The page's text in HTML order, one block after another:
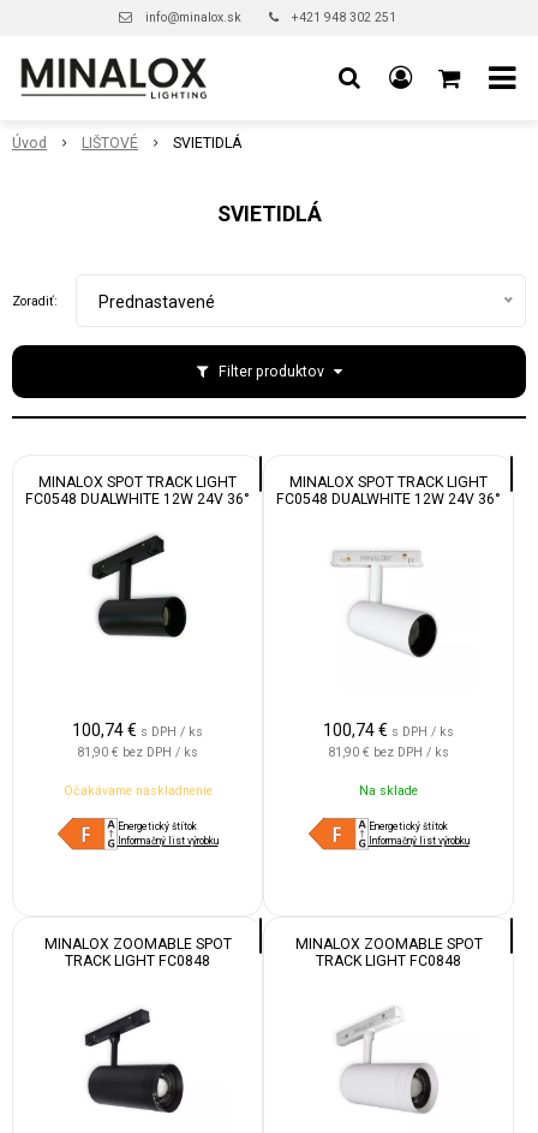
info@minalox.sk +421 948 302 251
Úvod LIŠTOVÉ SVIETIDLÁ
SVIETIDLÁ
Filter produktov
Zoradiť: Prednastavené
MINALOX SPOT TRACK LIGHT
FC0548 DUALWHITE 12W 24V 36°
100,74€ s DPH / ks
81,90 € bez DPH / ks
Očakávame naskladnenie
Energetický štítok
Informačný list výrobku
MINALOX SPOT TRACK LIGHT
FC0548 DUALWHITE 12W 24V 36°
100,74€ s DPH / ks
81,90 € bez DPH / ks
Na sklade
Energetický štítok
Informačný list výrobku
MINALOX ZOOMABLE SPOT
TRACK LIGHT FC0848
MINALOX ZOOMABLE SPOT
TRACK LIGHT FC0848